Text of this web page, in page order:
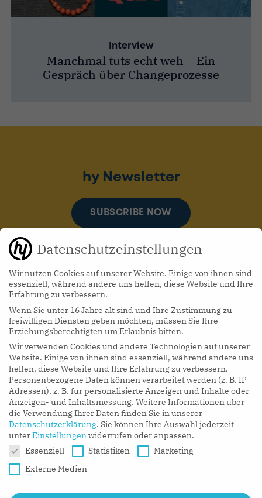
Interview
Manchmal tuts echt weh – Ein
Gespräch über Changeprozesse
hy Podcasts
LISTEN NOW
hy Newsletter
SUBSCRIBE NOW
Datenschutzeinstellungen
Wir nutzen Cookies auf unserer Website. Einige von ihnen sind
essenziell, während andere uns helfen, diese Website und Ihre
Erfahrung zu verbessern.
Wenn Sie unter 16 Jahre alt sind und Ihre Zustimmung zu
freiwilligen Diensten geben möchten, müssen Sie Ihre
Erziehungsberechtigten um Erlaubnis bitten.
Wir verwenden Cookies und andere Technologien auf unserer
Website. Einige von ihnen sind essenziell, während andere uns
helfen, diese Website und Ihre Erfahrung zu verbessern.
Personenbezogene Daten können verarbeitet werden (z. B. IP-
Adressen), z. B. für personalisierte Anzeigen und Inhalte oder
Anzeigen- und Inhaltsmessung. Weitere Informationen über
die Verwendung Ihrer Daten finden Sie in unserer
Datenschutzerklärung. Sie können Ihre Auswahl jederzeit
unterEinstellungenwiderrufen oder anpassen.
Datenschutzeinstellungen
Essenziell Statistiken
Marketing
Externe Medien